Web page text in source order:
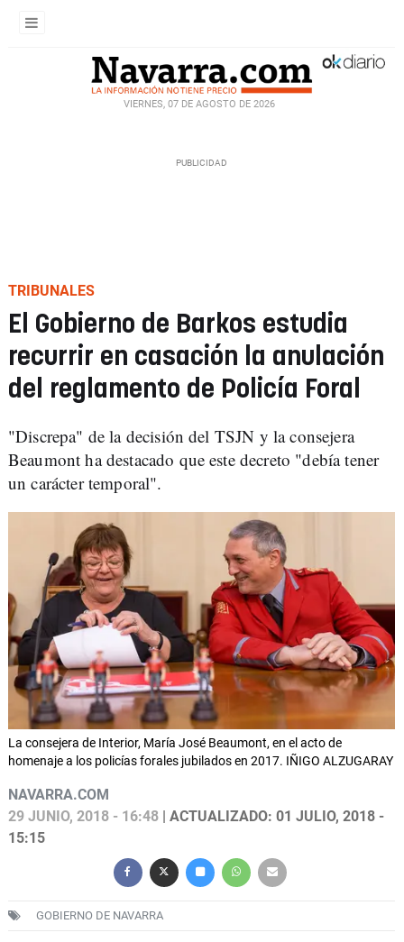
VIERNES, 07 DE AGOSTO DE 2026
TRIBUNALES
El Gobierno de Barkos estudia
recurrir en casación la anulación
del reglamento de Policía Foral
"Discrepa" de la decisión del TSJN y la consejera
Beaumont ha destacado que este decreto "debía tener
un carácter temporal".
La consejera de Interior, María José Beaumont, en el acto de
homenaje a los policías forales jubilados en 2017. IÑIGO ALZUGARAY
NAVARRA.COM
29 JUNIO, 2018 - 16:48 | ACTUALIZADO: 01 JULIO, 2018 -
15:15
GOBIERNO DE NAVARRA